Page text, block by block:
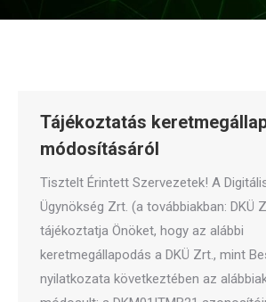
Tájékoztatás
módosításáról
Tisztelt Érintett Szervezetek! A
Ügynökség Zrt. (a továbbiakban: DKÜ
tájékoztatja Önöket, hogy az alábbi
keretmegállapodás a DKÜ Zrt., mint
nyilatkozata következtében az